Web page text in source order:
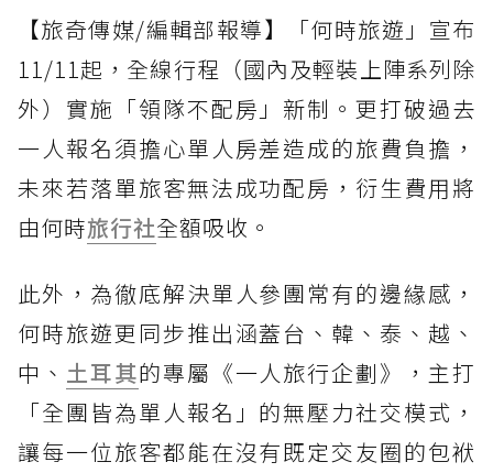
【旅奇傳媒/編輯部報導】「何時旅遊」宣布
11/11起，全線行程（國內及輕裝上陣系列除
外）實施「領隊不配房」新制。更打破過去
一人報名須擔心單人房差造成的旅費負擔，
未來若落單旅客無法成功配房，衍生費用將
由何時旅行社全額吸收。
此外，為徹底解決單人參團常有的邊緣感，
何時旅遊更同步推出涵蓋台、韓、泰、越、
中、 土耳其的專屬《一人旅行企劃》，主打
「全團皆為單人報名」的無壓力社交模式，
讓每一位旅客都能在沒有既定交友圈的包袱